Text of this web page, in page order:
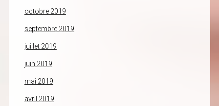
octobre 2019
septembre 2019
juillet 2019
juin 2019
mai 2019
avril 2019